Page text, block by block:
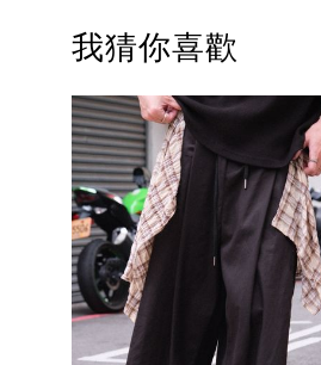
我猜你喜歡